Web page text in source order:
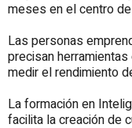
meses en el centro de
Las personas
precisan
medir el rendimiento
La formación en
facilita la creación de